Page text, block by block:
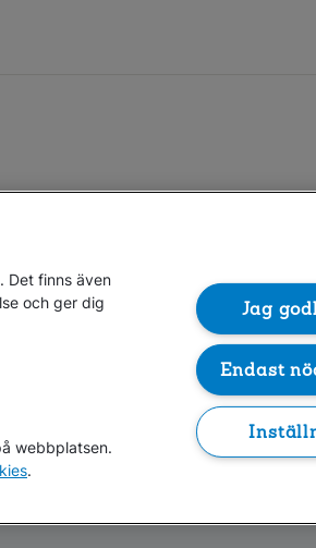
direkt till...
Lediga
Det finns även
och ger dig
webbplatsen.
.
Jag
Endast